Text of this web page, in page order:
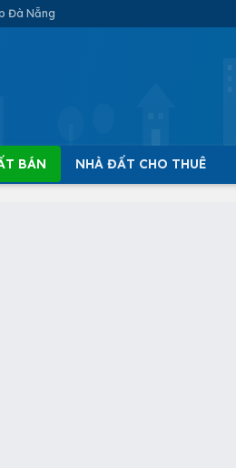
Đà Nẵng
BÁN NHÀ ĐẤT CHO THUÊ